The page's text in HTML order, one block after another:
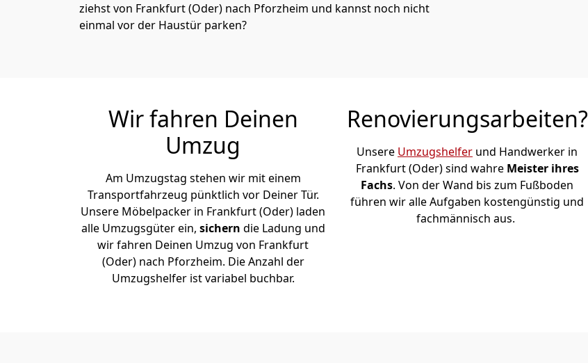
ziehst von Frankfurt (Oder) nach Pforzheim und kannst noch nicht
einmal vor der Haustür parken?
Wir fahren Deinen
Umzug
Am Umzugstag stehen wir mit einem
Transportfahrzeug pünktlich vor Deiner Tür.
Unsere Möbelpacker in Frankfurt (Oder) laden
alle Umzugsgüter ein, sichern die Ladung und
wir fahren Deinen Umzug von Frankfurt
(Oder) nach Pforzheim. Die Anzahl der
Umzugshelfer ist variabel buchbar.
Renovierungsarbeiten?
Unsere Umzugshelfer und Handwerker in
Frankfurt (Oder) sind wahre Meister ihres
Fachs. Von der Wand bis zum Fußboden
führen wir alle Aufgaben kostengünstig und
fachmännisch aus.